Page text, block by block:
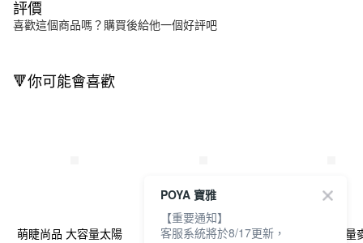
評價
喜歡這個商品嗎？購買後給他一個好評吧
🔻你可能會喜歡
萌睫尚品 大容量太陽 萌睫尚品 夏日莫奈假 萌睫尚品 大容量
POYA 寶雅
【重要通知】
客服系統將於8/17更新，